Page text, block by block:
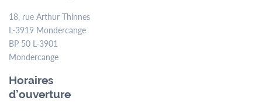
18, rue Arthur Thinnes
L-3919 Mondercange
BP 50 L-3901
Mondercange
Horaires
d’ouverture